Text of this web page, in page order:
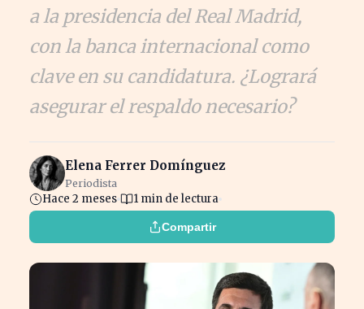
a la presidencia del Real Madrid,
con la banca internacional como
clave en su candidatura. ¿Logrará
asegurar el respaldo necesario?
Elena Ferrer Domínguez
Periodista
Hace 2 meses 1 min de lectura
Compartir